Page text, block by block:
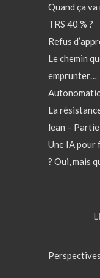
Quand ça va
TRS 40 % ?
Refus
Le chemin
emprunter…
La
lean –
Une IA pour
? Oui, mais